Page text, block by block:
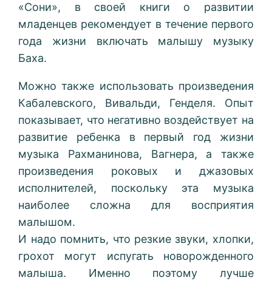
«Сони», в своей книги о развитии
младенцев рекомендует в течение первого
года жизни включать малышу музыку
Баха.
Можно также использовать произведения
Кабалевского, Вивальди, Генделя. Опыт
показывает, что негативно воздействует на
развитие ребенка в первый год жизни
музыка Рахманинова, Вагнера, а также
произведения роковых и джазовых
исполнителей, поскольку эта музыка
наиболее сложна для восприятия
малышом.
И надо помнить, что резкие звуки, хлопки,
грохот могут испугать новорожденного
малыша. Именно поэтому лучше